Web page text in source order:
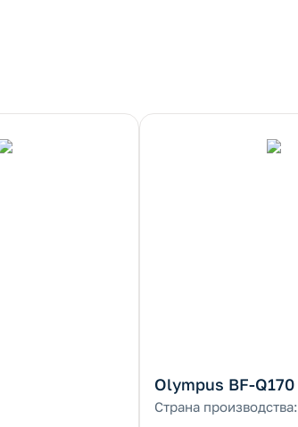
Olympus BF-Q170
Страна производства: